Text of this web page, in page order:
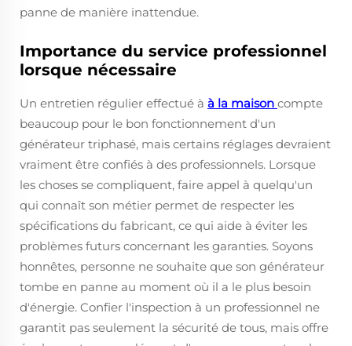
panne de manière inattendue.
Importance du service professionnel
lorsque nécessaire
Un entretien régulier effectué à à la maison compte
beaucoup pour le bon fonctionnement d'un
générateur triphasé, mais certains réglages devraient
vraiment être confiés à des professionnels. Lorsque
les choses se compliquent, faire appel à quelqu'un
qui connaît son métier permet de respecter les
spécifications du fabricant, ce qui aide à éviter les
problèmes futurs concernant les garanties. Soyons
honnêtes, personne ne souhaite que son générateur
tombe en panne au moment où il a le plus besoin
d'énergie. Confier l'inspection à un professionnel ne
garantit pas seulement la sécurité de tous, mais offre